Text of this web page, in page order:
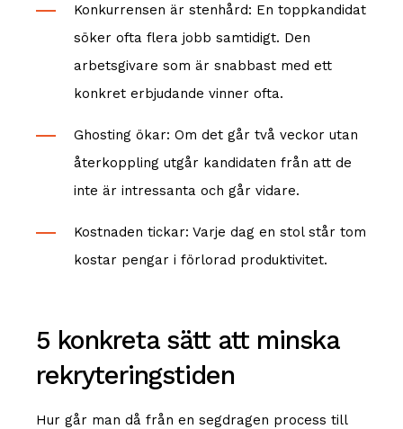
Konkurrensen är stenhård: En toppkandidat
söker ofta flera jobb samtidigt. Den
arbetsgivare som är snabbast med ett
konkret erbjudande vinner ofta.
Ghosting ökar: Om det går två veckor utan
återkoppling utgår kandidaten från att de
inte är intressanta och går vidare.
Kostnaden tickar: Varje dag en stol står tom
kostar pengar i förlorad produktivitet.
5 konkreta sätt att minska
rekryteringstiden
Hur går man då från en segdragen process till